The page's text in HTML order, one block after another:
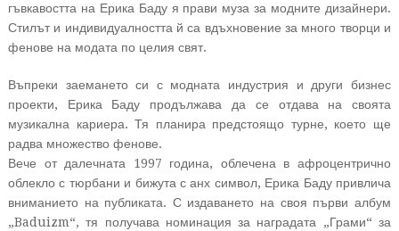
гъвкавостта на Ерика Баду я прави муза за модните дизайнери.
Стилът и индивидуалността й са вдъхновение за много творци и
фенове на модата по целия свят.
Въпреки заемането си с модната индустрия и други бизнес
проекти, Ерика Баду продължава да се отдава на своята
музикална кариера. Тя планира предстоящо турне, което ще
радва множество фенове.
Вече от далечната 1997 година, облечена в афроцентрично
облекло с тюрбани и бижута с анх символ, Ерика Баду привлича
вниманието на публиката. С издаването на своя първи албум
„Baduizm“, тя получава номинация за наградата „Грами“ за